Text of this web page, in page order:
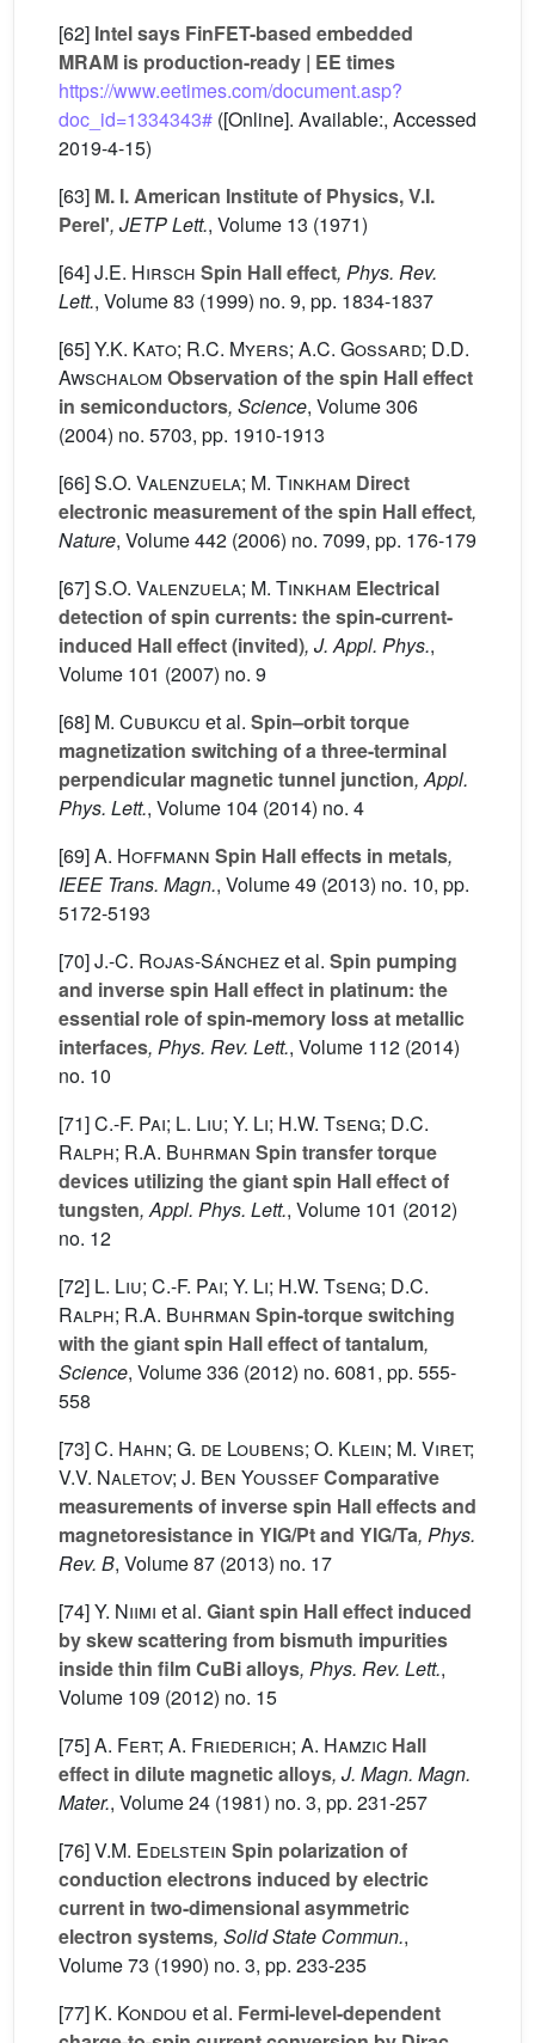
[62] Intel says FinFET-based embedded
MRAM is production-ready | EE times
https://www.eetimes.com/document.asp?
doc_id=1334343# ([Online]. Available:, Accessed
2019-4-15)
[63] M. I. American Institute of Physics, V.I.
Perel', JETP Lett., Volume 13 (1971)
[64]J.E. Hirsch Spin Hall effect, Phys. Rev.
Lett., Volume 83 (1999) no. 9, pp. 1834-1837
[65]Y.K. Kato; R.C. Myers; A.C. Gossard; D.D.
Awschalom Observation of the spin Hall effect
in semiconductors, Science, Volume 306
(2004) no. 5703, pp. 1910-1913
[66]S.O. Valenzuela; M. Tinkham Direct
electronic measurement of the spin Hall effect,
Nature, Volume 442 (2006) no. 7099, pp. 176-179
[67]S.O. Valenzuela; M. Tinkham Electrical
detection of spin currents: the spin-current-
induced Hall effect (invited), J. Appl. Phys.,
Volume 101 (2007) no. 9
[68] M. Cubukcu et al. Spin–orbit torque
magnetization switching of a three-terminal
perpendicular magnetic tunnel junction, Appl.
Phys. Lett., Volume 104 (2014) no. 4
[69]A. Hoffmann Spin Hall effects in metals,
IEEE Trans. Magn., Volume 49 (2013) no. 10, pp.
5172-5193
[70]J.-C. Rojas-Sánchezet al. Spin pumping
and inverse spin Hall effect in platinum: the
essential role of spin-memory loss at metallic
interfaces, Phys. Rev. Lett., Volume 112 (2014)
no. 10
[71]C.-F. Pai; L. Liu; Y. Li; H.W. Tseng; D.C.
Ralph; R.A. Buhrman Spin transfer torque
devices utilizing the giant spin Hall effect of
tungsten, Appl. Phys. Lett., Volume 101 (2012)
no. 12
[72] L. Liu; C.-F. Pai; Y. Li; H.W. Tseng; D.C.
Ralph; R.A. Buhrman Spin-torque switching
with the giant spin Hall effect of tantalum,
Science, Volume 336 (2012) no. 6081, pp. 555-
558
[73]C. Hahn; G. de Loubens; O. Klein; M. Viret;
V.V. Naletov; J. Ben YoussefComparative
measurements of inverse spin Hall effects and
magnetoresistance in YIG/Pt and YIG/Ta, Phys.
Rev. B, Volume 87 (2013) no. 17
[74]Y. Niimi et al. Giant spin Hall effect induced
by skew scattering from bismuth impurities
inside thin film CuBi alloys, Phys. Rev. Lett.,
Volume 109 (2012) no. 15
[75]A. Fert; A. Friederich; A. Hamzic Hall
effect in dilute magnetic alloys, J. Magn. Magn.
Mater., Volume 24 (1981) no. 3, pp. 231-257
[76]V.M. Edelstein Spin polarization of
conduction electrons induced by electric
current in two-dimensional asymmetric
electron systems, Solid State Commun.,
Volume 73 (1990) no. 3, pp. 233-235
[77] K. Kondou et al. Fermi-level-dependent